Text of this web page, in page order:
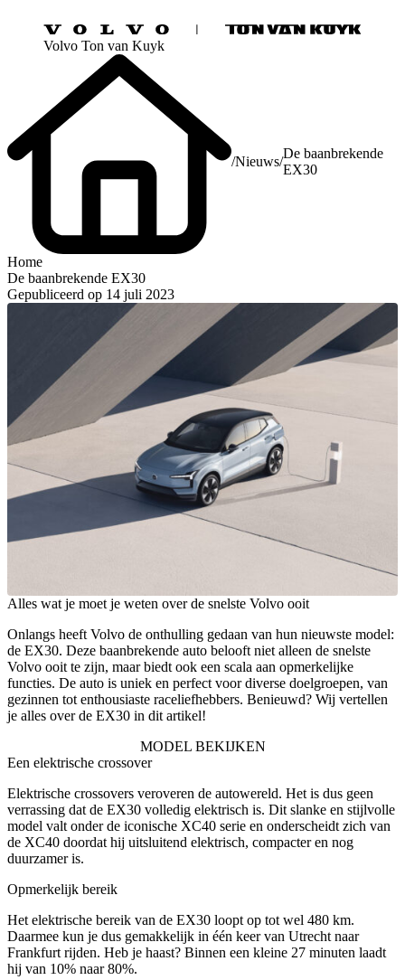
Volvo Ton van Kuyk
Home
/Nieuws/
De baanbrekende
EX30
De baanbrekende EX30
Gepubliceerd op 14 juli 2023
Alles wat je moet je weten over de snelste Volvo ooit
Onlangs heeft Volvo de onthulling gedaan van hun nieuwste model:
de EX30. Deze baanbrekende auto belooft niet alleen de snelste
Volvo ooit te zijn, maar biedt ook een scala aan opmerkelijke
functies. De auto is uniek en perfect voor diverse doelgroepen, van
gezinnen tot enthousiaste raceliefhebbers. Benieuwd? Wij vertellen
je alles over de EX30 in dit artikel!
MODEL BEKIJKEN
Een elektrische crossover
Elektrische crossovers veroveren de autowereld. Het is dus geen
verrassing dat de EX30 volledig elektrisch is. Dit slanke en stijlvolle
model valt onder de iconische XC40 serie en onderscheidt zich van
de XC40 doordat hij uitsluitend elektrisch, compacter en nog
duurzamer is.
Opmerkelijk bereik
Het elektrische bereik van de EX30 loopt op tot wel 480 km.
Daarmee kun je dus gemakkelijk in één keer van Utrecht naar
Frankfurt rijden. Heb je haast? Binnen een kleine 27 minuten laadt
hij van 10% naar 80%.